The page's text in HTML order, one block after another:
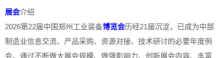
展会介绍
2026第22届中国郑州工业装备博览会历经21届沉淀，已成为中部
制造业信息交流、产品采购、资源对接、技术研讨的必要年度例
会。通过不断做大展会规模、做强影响力、创新展会内容、丰富